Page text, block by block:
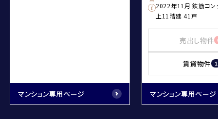
マンション専用ページ
2022年11月 鉄筋コン
上11階建 41戸
売出し物件
賃貸物件 1
マンション専用ページ